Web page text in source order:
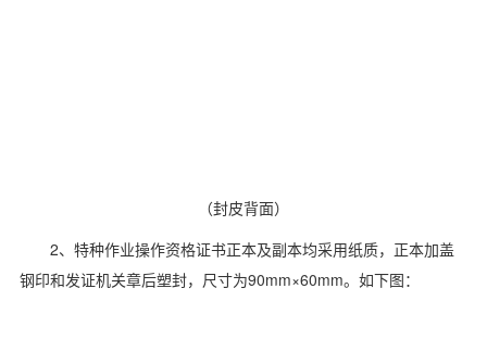
（封皮背面）
2、特种作业操作资格证书正本及副本均采用纸质，正本加盖
钢印和发证机关章后塑封，尺寸为90mm×60mm。如下图：